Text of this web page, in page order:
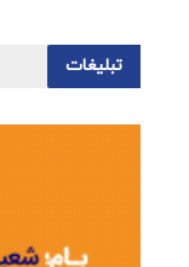
تبلیغات